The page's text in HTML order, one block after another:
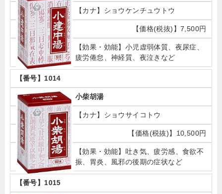
ショウケンチュウトウ
7,500円
小児虚弱体質、夜尿症、
疲労倦怠、神経質、夜泣きなど
1014
小柴胡湯
ショウサイコトウ
10,500円
吐き気、疲労感、食欲不
振、胃炎、風邪の後期の症状など
1015